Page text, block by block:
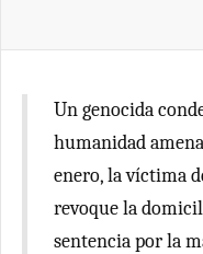
Un genocida
humanidad
enero, la víctima
revoque la
sentencia por la